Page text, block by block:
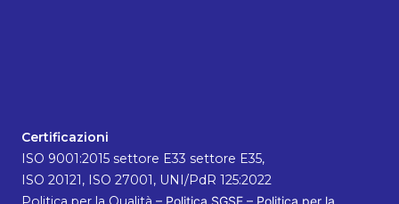
Certificazioni
ISO 9001:2015 settore E33 settore E35,
ISO 20121, ISO 27001, UNI/PdR 125:2022
– Politica SGSE – Politica per la